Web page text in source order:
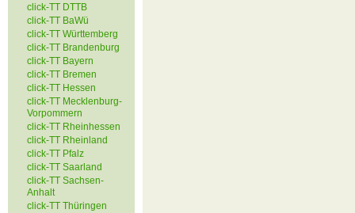
click-TT DTTB
click-TT BaWü
click-TT Württemberg
click-TT Brandenburg
click-TT Bayern
click-TT Bremen
click-TT Hessen
click-TT Mecklenburg-
Vorpommern
click-TT Rheinhessen
click-TT Rheinland
click-TT Pfalz
click-TT Saarland
click-TT Sachsen-
Anhalt
click-TT Thüringen